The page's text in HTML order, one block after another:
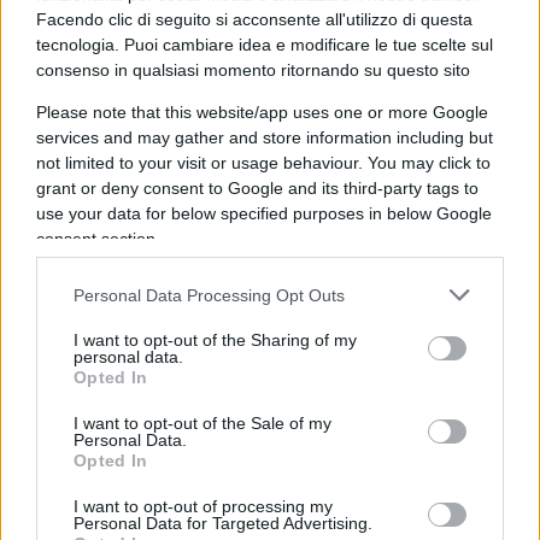
Facendo clic di seguito si acconsente all'utilizzo di questa
tecnologia. Puoi cambiare idea e modificare le tue scelte sul
consenso in qualsiasi momento ritornando su questo sito
Please note that this website/app uses one or more Google
services and may gather and store information including but
not limited to your visit or usage behaviour. You may click to
grant or deny consent to Google and its third-party tags to
use your data for below specified purposes in below Google
consent section.
Personal Data Processing Opt Outs
I want to opt-out of the Sharing of my
personal data.
Opted In
I want to opt-out of the Sale of my
Personal Data.
Opted In
I want to opt-out of processing my
Personal Data for Targeted Advertising.
il ramo sopra il quale molti Paesi Ue sono seduti –
il ramo del gas russo – e vi sono seduti per
precisa scelta di politica energetica.
La domanda è perché Meloni abbia scelto di
adottare la belligeranza fin dall’inizio e stia
rinnovando la propria posizione. Mi son dato una
risposta che però va a detrimento della signora e,
ad attendere ancora un po’ prima di diventare
primo ministro.
mutatis mutandis–lo stesso tipo d’errore che
commise Mario Draghi
. Quest’ultimo desiderava
calare più volte le braghe sui capricci dei suoi